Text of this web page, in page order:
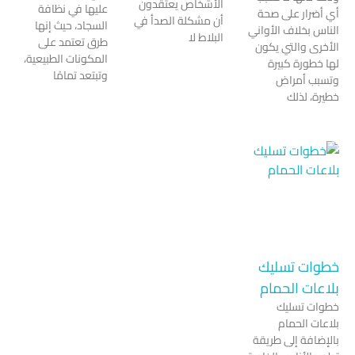
على صحة
الأواني
يكون
كبيرة
أن مشكلة الصدأ في
البلاط لا
عليها في نظافة
السجاد، حيث إنها
طرق تعتمد على
المكونات الطبيعية،
وتبتعد تمامًا
تسليك
الحمام
إلى طريقة